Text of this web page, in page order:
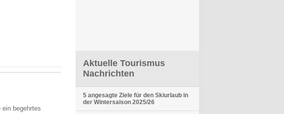
begehrtes
Aktuelle Tourismus
Nachrichten
5 angesagte Ziele für den Skiurlaub in
der Wintersaison 2025/26